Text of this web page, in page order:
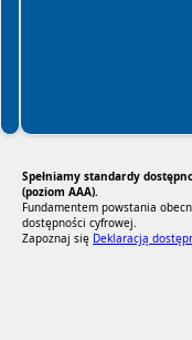
Spełniamy standardy
(poziom AAA).
Fundamentem powstania
dostępności cyfrowej.
Zapoznaj się Deklaracją